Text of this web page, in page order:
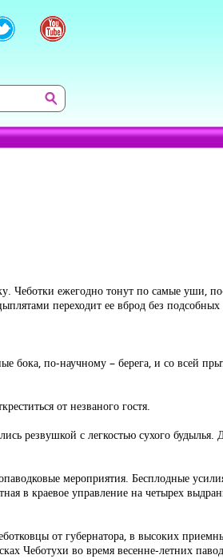
Чеботки ежегодно тонут по самые уши,
переходит ее вброд без подсобных
по-научному – берега, и со всей
от незваного гостя.
резвушкой с легкостью сухого
мероприятия. Бесплодные
в краевое управление на четырех
от губернатора, в высоких
Чеботухи во время весенне-летних